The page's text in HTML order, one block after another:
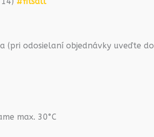
(pri odosielaní objednávky uveďte do
max. 30°C